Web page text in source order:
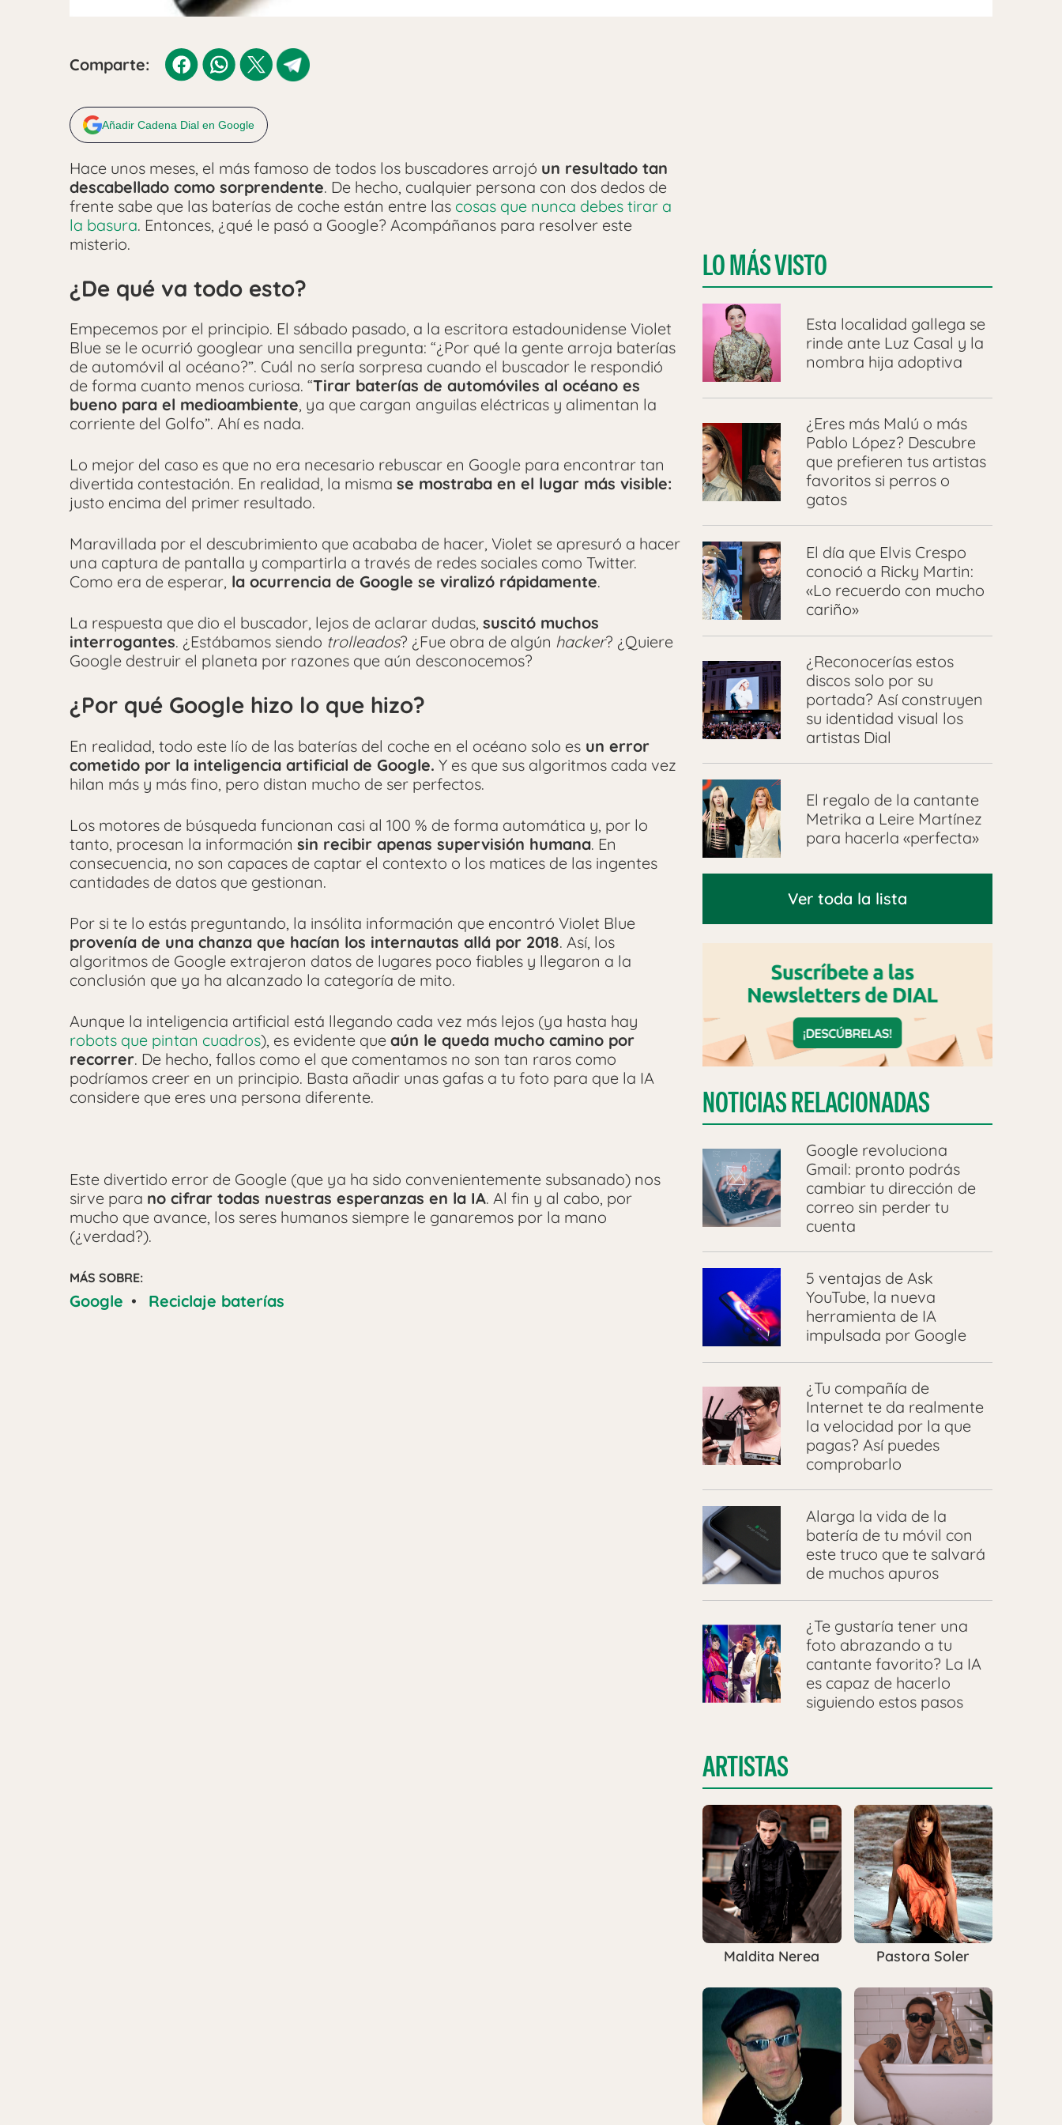
Comparte:
Añadir Cadena Dial en Google
Hace unos meses, el más famoso de todos los buscadores arrojó un resultado tan
descabellado como sorprendente. De hecho, cualquier persona con dos dedos de
frente sabe que las baterías de coche están entre las cosas que nunca debes tirar a
la basura. Entonces, ¿qué le pasó a Google? Acompáñanos para resolver este
misterio.
¿De qué va todo esto?
Empecemos por el principio. El sábado pasado, a la escritora estadounidense Violet
Blue se le ocurrió googlear una sencilla pregunta: “¿Por qué la gente arroja baterías
de automóvil al océano?”. Cuál no sería sorpresa cuando el buscador le respondió
de forma cuanto menos curiosa. “Tirar baterías de automóviles al océano es
bueno para el medioambiente, ya que cargan anguilas eléctricas y alimentan la
corriente del Golfo”. Ahí es nada.
Lo mejor del caso es que no era necesario rebuscar en Google para encontrar tan
divertida contestación. En realidad, la misma se mostraba en el lugar más visible:
justo encima del primer resultado.
Maravillada por el descubrimiento que acababa de hacer, Violet se apresuró a hacer
una captura de pantalla y compartirla a través de redes sociales como Twitter.
Como era de esperar, la ocurrencia de Google se viralizó rápidamente.
La respuesta que dio el buscador, lejos de aclarar dudas, suscitó muchos
interrogantes. ¿Estábamos siendo trolleados? ¿Fue obra de algún hacker? ¿Quiere
Google destruir el planeta por razones que aún desconocemos?
¿Por qué Google hizo lo que hizo?
En realidad, todo este lío de las baterías del coche en el océano solo es un error
cometido por la inteligencia artificial de Google. Y es que sus algoritmos cada vez
hilan más y más fino, pero distan mucho de ser perfectos.
Los motores de búsqueda funcionan casi al 100 % de forma automática y, por lo
tanto, procesan la información sin recibir apenas supervisión humana. En
consecuencia, no son capaces de captar el contexto o los matices de las ingentes
cantidades de datos que gestionan.
Por si te lo estás preguntando, la insólita información que encontró Violet Blue
provenía de una chanza que hacían los internautas allá por 2018. Así, los
algoritmos de Google extrajeron datos de lugares poco fiables y llegaron a la
conclusión que ya ha alcanzado la categoría de mito.
Aunque la inteligencia artificial está llegando cada vez más lejos (ya hasta hay
robots que pintan cuadros), es evidente que aún le queda mucho camino por
recorrer. De hecho, fallos como el que comentamos no son tan raros como
podríamos creer en un principio. Basta añadir unas gafas a tu foto para que la IA
considere que eres una persona diferente.
Este divertido error de Google (que ya ha sido convenientemente subsanado) nos
sirve para no cifrar todas nuestras esperanzas en la IA. Al fin y al cabo, por
mucho que avance, los seres humanos siempre le ganaremos por la mano
(¿verdad?).
MÁS SOBRE:
Google • Reciclaje baterías
LO MÁS VISTO
Esta localidad gallega se
rinde ante Luz Casal y la
nombra hija adoptiva
¿Eres más Malú o más
Pablo López? Descubre
que prefieren tus artistas
favoritos si perros o
gatos
El día que Elvis Crespo
conoció a Ricky Martin:
«Lo recuerdo con mucho
cariño»
¿Reconocerías estos
discos solo por su
portada? Así construyen
su identidad visual los
artistas Dial
El regalo de la cantante
Metrika a Leire Martínez
para hacerla «perfecta»
Ver toda la lista
NOTICIAS RELACIONADAS
Google revoluciona
Gmail: pronto podrás
cambiar tu dirección de
correo sin perder tu
cuenta
5 ventajas de Ask
YouTube, la nueva
herramienta de IA
impulsada por Google
¿Tu compañía de
Internet te da realmente
la velocidad por la que
pagas? Así puedes
comprobarlo
Alarga la vida de la
batería de tu móvil con
este truco que te salvará
de muchos apuros
¿Te gustaría tener una
foto abrazando a tu
cantante favorito? La IA
es capaz de hacerlo
siguiendo estos pasos
ARTISTAS
Maldita Nerea Pastora Soler